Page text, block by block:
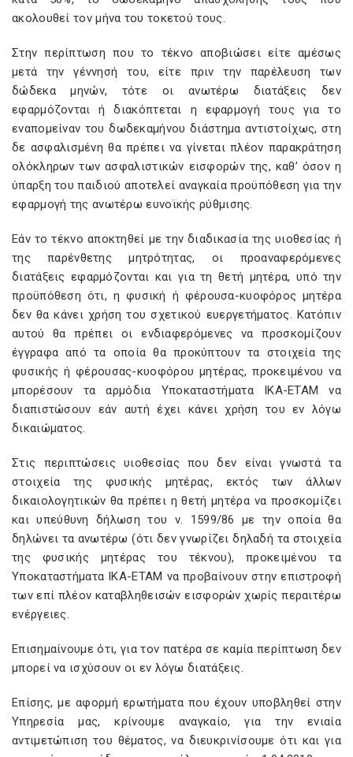
ακολουθεί τον μήνα του τοκετού τους.
Στην περίπτωση που το τέκνο αποβιώσει είτε αμέσως
μετά την γέννησή του, είτε πριν την παρέλευση των
δώδεκα μηνών, τότε οι ανωτέρω διατάξεις δεν
εφαρμόζονται ή διακόπτεται η εφαρμογή τους για το
εναπομείναν του δωδεκαμήνου διάστημα αντιστοίχως, στη
δε ασφαλισμένη θα πρέπει να γίνεται πλέον παρακράτηση
ολόκληρων των ασφαλιστικών εισφορών της, καθ’ όσον η
ύπαρξη του παιδιού αποτελεί αναγκαία προϋπόθεση για την
εφαρμογή της ανωτέρω ευνοϊκής ρύθμισης.
Εάν το τέκνο αποκτηθεί με την διαδικασία της υιοθεσίας ή
της παρένθετης μητρότητας, οι προαναφερόμενες
διατάξεις εφαρμόζονται και για τη θετή μητέρα, υπό την
προϋπόθεση ότι, η φυσική ή φέρουσα-κυοφόρος μητέρα
δεν θα κάνει χρήση του σχετικού ευεργετήματος. Κατόπιν
αυτού θα πρέπει οι ενδιαφερόμενες να προσκομίζουν
έγγραφα από τα οποία θα προκύπτουν τα στοιχεία της
φυσικής ή φέρουσας-κυοφόρου μητέρας, προκειμένου να
μπορέσουν τα αρμόδια Υποκαταστήματα ΙΚΑ-ΕΤΑΜ να
διαπιστώσουν εάν αυτή έχει κάνει χρήση του εν λόγω
δικαιώματος.
Στις περιπτώσεις υιοθεσίας που δεν είναι γνωστά τα
στοιχεία της φυσικής μητέρας, εκτός των άλλων
δικαιολογητικών θα πρέπει η θετή μητέρα να προσκομίζει
και υπεύθυνη δήλωση του ν. 1599/86 με την οποία θα
δηλώνει τα ανωτέρω (ότι δεν γνωρίζει δηλαδή τα στοιχεία
της φυσικής μητέρας του τέκνου), προκειμένου τα
Υποκαταστήματα ΙΚΑ-ΕΤΑΜ να προβαίνουν στην επιστροφή
των επί πλέον καταβληθεισών εισφορών χωρίς περαιτέρω
ενέργειες.
Επισημαίνουμε ότι, για τον πατέρα σε καμία περίπτωση δεν
μπορεί να ισχύσουν οι εν λόγω διατάξεις.
Επίσης, με αφορμή ερωτήματα που έχουν υποβληθεί στην
Υπηρεσία μας, κρίνουμε αναγκαίο, για την ενιαία
αντιμετώπιση του θέματος, να διευκρινίσουμε ότι και για